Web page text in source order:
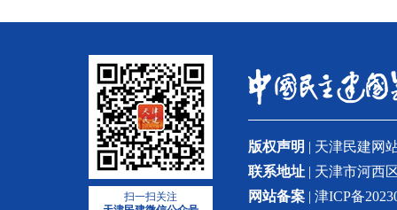
扫一扫关注
版权声明 | 天津民建网
联系地址 | 天津市河西
网站备案 | 津ICP备